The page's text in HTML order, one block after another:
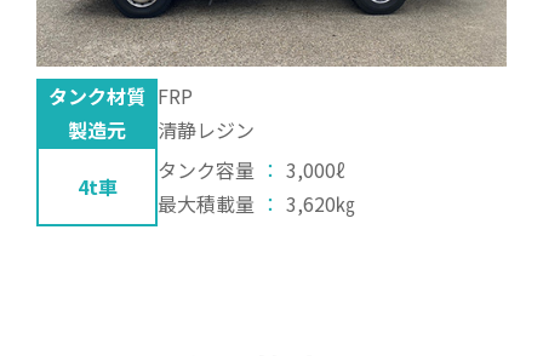
タンク材質 FRP
製造元
清静レジン
4t車
タンク容量 ： 3,000ℓ
最大積載量 ： 3,620㎏